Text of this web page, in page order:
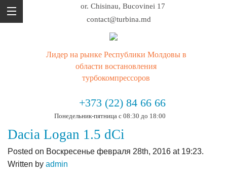
or. Chisinau, Bucovinei 17
contact@turbina.md
Лидер на рынке Республики Молдовы в
области востановления
турбокомпрессоров
+373 (22) 84 66 66
Понедельник-пятница с 08:30 до 18:00
Dacia Logan 1.5 dCi
Posted on Воскресенье февраля 28th, 2016 at 19:23.
Written by admin